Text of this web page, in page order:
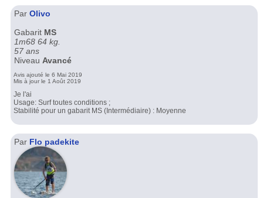
Par Olivo
Gabarit MS
1m68 64 kg.
57 ans
Niveau Avancé
Avis ajouté le 6 Mai 2019
Mis à jour le 1 Août 2019
Je l'ai
Usage: Surf toutes conditions ;
Stabilité pour un gabarit MS (Intermédiaire) : Moyenne
Par Flo padekite